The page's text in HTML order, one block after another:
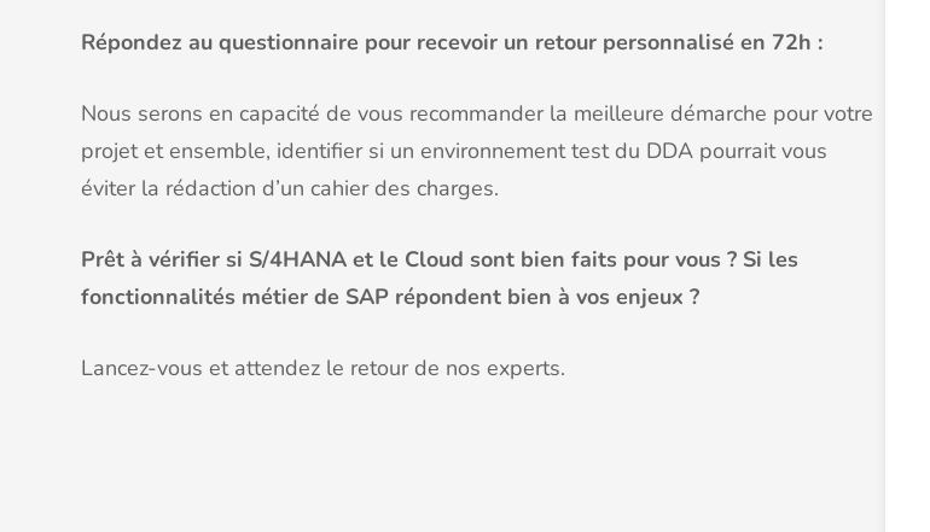
Répondez au questionnaire pour recevoir un retour personnalisé en 72h :
Nous serons en capacité de vous recommander la meilleure démarche pour votre
projet et ensemble, identifier si un environnement test du DDA pourrait vous
éviter la rédaction d’un cahier des charges.
Prêt à vérifier si S/4HANA et le Cloud sont bien faits pour vous ? Si les
fonctionnalités métier de SAP répondent bien à vos enjeux ?
Lancez-vous et attendez le retour de nos experts.